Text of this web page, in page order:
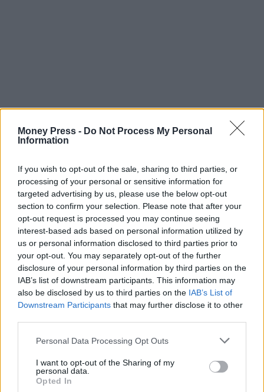
Money Press - Do Not Process My Personal
Information
If you wish to opt-out of the sale, sharing to third parties, or
processing of your personal or sensitive information for
targeted advertising by us, please use the below opt-out
section to confirm your selection. Please note that after your
opt-out request is processed you may continue seeing
interest-based ads based on personal information utilized by
us or personal information disclosed to third parties prior to
your opt-out. You may separately opt-out of the further
disclosure of your personal information by third parties on the
IAB’s list of downstream participants. This information may
also be disclosed by us to third parties on the IAB’s List of
Downstream Participants that may further disclose it to other
Personal Data Processing Opt Outs
I want to opt-out of the Sharing of my
personal data.
Opted In